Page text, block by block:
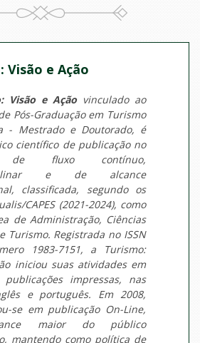
Visão e Ação
Visão e Ação vinculado ao
Pós-Graduação em Turismo
- Mestrado e Doutorado, é
científico de publicação no
de fluxo contínuo,
e de alcance
classificada, segundo os
CAPES (2021-2024), como
de Administração, Ciências
Turismo. Registrada no ISSN
1983-7151, a Turismo:
iniciou suas atividades em
publicações impressas, nas
e português. Em 2008,
se em publicação On-Line,
maior do público
mantendo como política de